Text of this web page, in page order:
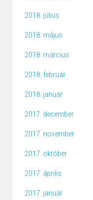
2018. július
2018. május
2018. március
2018. február
2018. január
2017. december
2017. november
2017. október
2017. április
2017. január